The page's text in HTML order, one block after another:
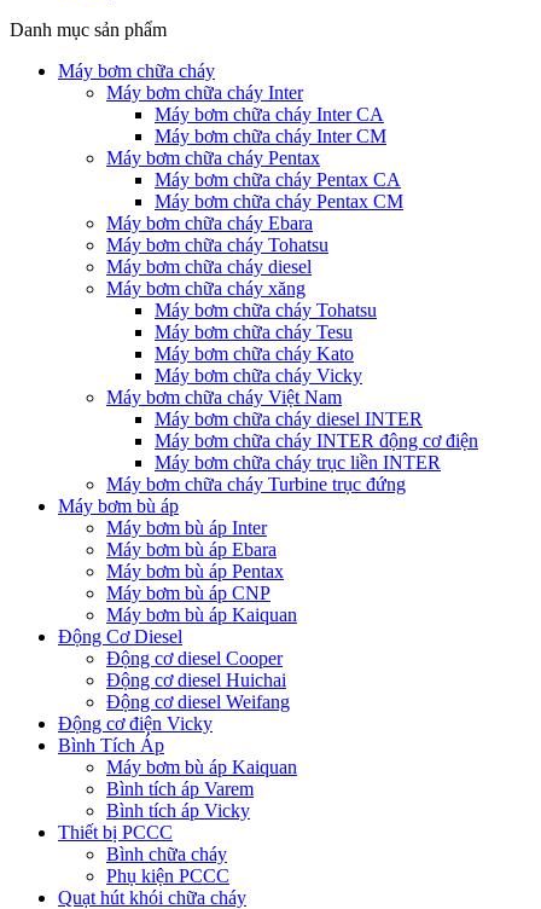
Danh mục sản phẩm
Máy bơm chữa cháy
Máy bơm chữa cháy Inter
Máy bơm chữa cháy Inter CA
Máy bơm chữa cháy Inter CM
Máy bơm chữa cháy Pentax
Máy bơm chữa cháy Pentax CA
Máy bơm chữa cháy Pentax CM
Máy bơm chữa cháy Ebara
Máy bơm chữa cháy Tohatsu
Máy bơm chữa cháy diesel
Máy bơm chữa cháy xăng
Máy bơm chữa cháy Tohatsu
Máy bơm chữa cháy Tesu
Máy bơm chữa cháy Kato
Máy bơm chữa cháy Vicky
Máy bơm chữa cháy Việt Nam
Máy bơm chữa cháy diesel INTER
Máy bơm chữa cháy INTER động cơ điện
Máy bơm chữa cháy trục liền INTER
Máy bơm chữa cháy Turbine trục đứng
Máy bơm bù áp
Máy bơm bù áp Inter
Máy bơm bù áp Ebara
Máy bơm bù áp Pentax
Máy bơm bù áp CNP
Máy bơm bù áp Kaiquan
Động Cơ Diesel
Động cơ diesel Cooper
Động cơ diesel Huichai
Động cơ diesel Weifang
Động cơ điện Vicky
Bình Tích Áp
Máy bơm bù áp Kaiquan
Bình tích áp Varem
Bình tích áp Vicky
Thiết bị PCCC
Bình chữa cháy
Phụ kiện PCCC
Quạt hút khói chữa cháy